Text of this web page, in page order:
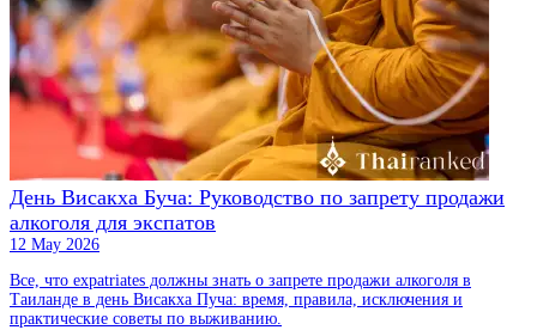
День Висакха Буча: Руководство по запрету продажи
алкоголя для экспатов
12 May 2026
Все, что expatriates должны знать о запрете продажи алкоголя в
Таиланде в день Висакха Пуча: время, правила, исключения и
практические советы по выживанию.